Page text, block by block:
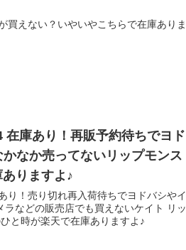
買えない？いやいやこちらで在庫ありま
在庫あり！再販予約待ちでヨド
なか売ってないリップモンス
りますよ♪
り！売り切れ再入荷待ちでヨドバシやイ
ラなどの販売店でも買えないケイト リッ
と時が楽天で在庫ありますよ♪